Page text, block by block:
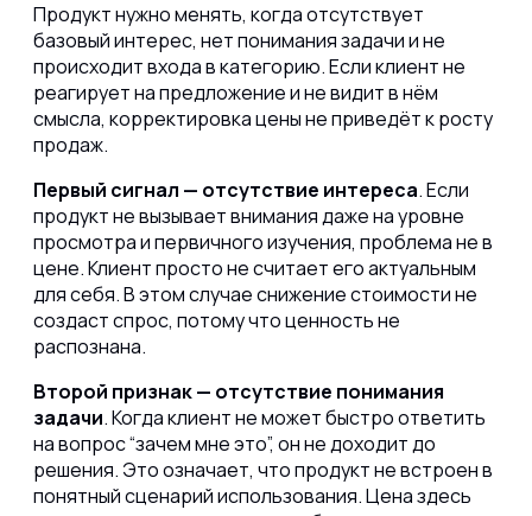
Продукт нужно менять, когда отсутствует
базовый интерес, нет понимания задачи и не
происходит входа в категорию. Если клиент не
реагирует на предложение и не видит в нём
смысла, корректировка цены не приведёт к росту
продаж.
Первый сигнал — отсутствие интереса. Если
продукт не вызывает внимания даже на уровне
просмотра и первичного изучения, проблема не в
цене. Клиент просто не считает его актуальным
для себя. В этом случае снижение стоимости не
создаст спрос, потому что ценность не
распознана.
Второй признак — отсутствие понимания
задачи. Когда клиент не может быстро ответить
на вопрос “зачем мне это”, он не доходит до
решения. Это означает, что продукт не встроен в
понятный сценарий использования. Цена здесь